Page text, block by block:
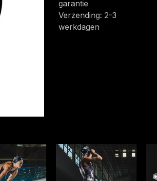
garantie
Verzending: 2-3
werkdagen